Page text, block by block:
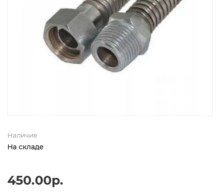
Наличие
На складе
450.00р.